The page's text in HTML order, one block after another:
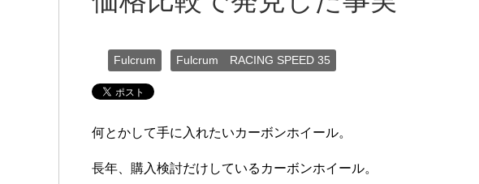
Fulcrum Fulcrum RACING SPEED 35
何とかして手に入れたいカーボンホイール。
長年、購入検討だけしているカーボンホイール。